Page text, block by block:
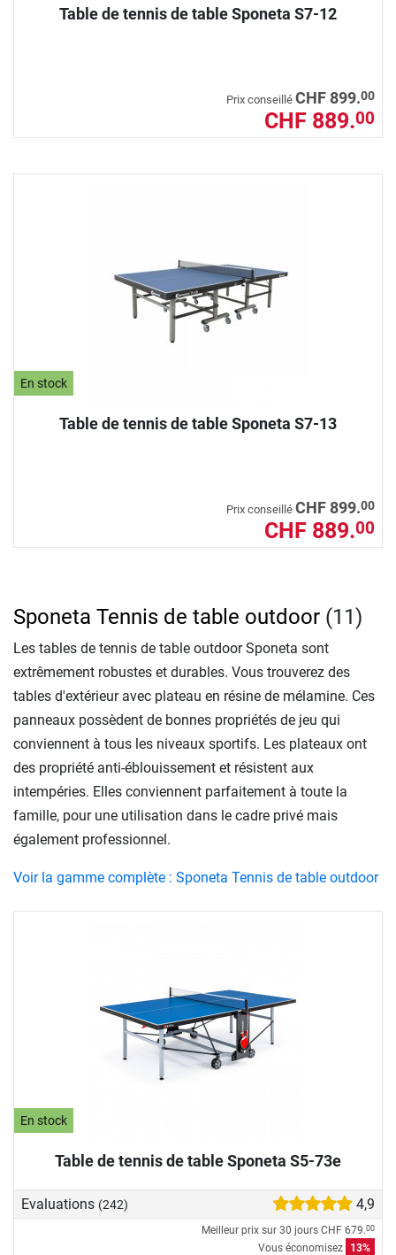
Table de tennis de table Sponeta S7-12
Prix conseillé CHF 899.00
CHF 889.00
En stock
Table de tennis de table Sponeta S7-13
Prix conseillé CHF 899.00
CHF 889.00
En stock
Table de tennis de table Sponeta S5-73e
Evaluations (242) 4,9
Meilleur prix sur 30 jours CHF 679.00
Vous économisez 13%
Sponeta Tennis de table outdoor (11)
Les tables de tennis de table outdoor Sponeta sont
extrêmement robustes et durables. Vous trouverez des
tables d'extérieur avec plateau en résine de mélamine. Ces
panneaux possèdent de bonnes propriétés de jeu qui
conviennent à tous les niveaux sportifs. Les plateaux ont
des propriété anti-éblouissement et résistent aux
intempéries. Elles conviennent parfaitement à toute la
famille, pour une utilisation dans le cadre privé mais
également professionnel.
Voir la gamme complète : Sponeta Tennis de table outdoor